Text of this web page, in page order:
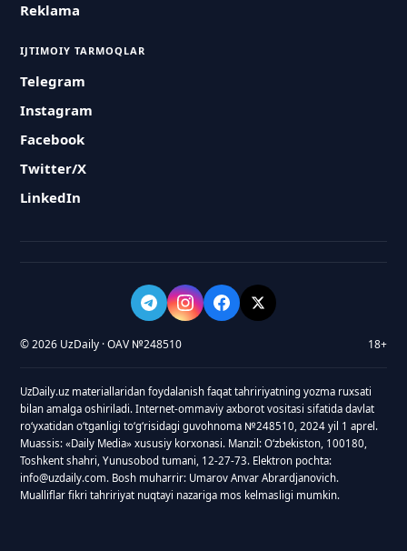
Reklama
IJTIMOIY TARMOQLAR
Telegram
Instagram
Facebook
Twitter/X
LinkedIn
© 2026 UzDaily · OAV №248510 18+
UzDaily.uz materiallaridan foydalanish faqat tahririyatning yozma ruxsati
bilan amalga oshiriladi. Internet-ommaviy axborot vositasi sifatida davlat
roʻyxatidan oʻtganligi toʻgʻrisidagi guvohnoma №248510, 2024 yil 1 aprel.
Muassis: «Daily Media» xususiy korxonasi. Manzil: Oʻzbekiston, 100180,
Toshkent shahri, Yunusobod tumani, 12-27-73. Elektron pochta:
info@uzdaily.com. Bosh muharrir: Umarov Anvar Abrardjanovich.
Mualliflar fikri tahririyat nuqtayi nazariga mos kelmasligi mumkin.